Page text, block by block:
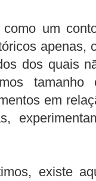
um
apenas,
dos quais
em
existe